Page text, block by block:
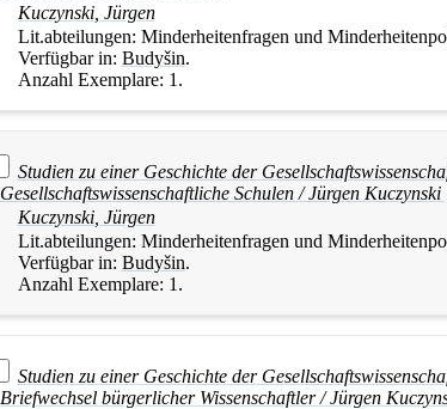
Kuczynski, Jürgen
Lit.abteilungen: Minderheitenfragen und
Verfügbar in: Budyšin.
Anzahl Exemplare: 1.
Studien zu einer Geschichte der
Gesellschaftswissenschaftliche Schulen / Jürgen
Kuczynski, Jürgen
Lit.abteilungen: Minderheitenfragen und
Verfügbar in: Budyšin.
Anzahl Exemplare: 1.
Studien zu einer Geschichte der
Briefwechsel bürgerlicher Wissenschaftler / Jürgen